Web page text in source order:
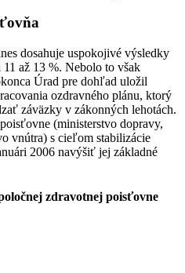
dosahuje uspokojivé výsledky
až 13 %. Nebolo to však
Úrad pre dohľad uložil
ozdravného plánu, ktorý
záväzky v zákonných lehotách.
(ministerstvo dopravy,
vnútra) s cieľom stabilizácie
2006 navýšiť jej základné
zdravotnej poisťovne